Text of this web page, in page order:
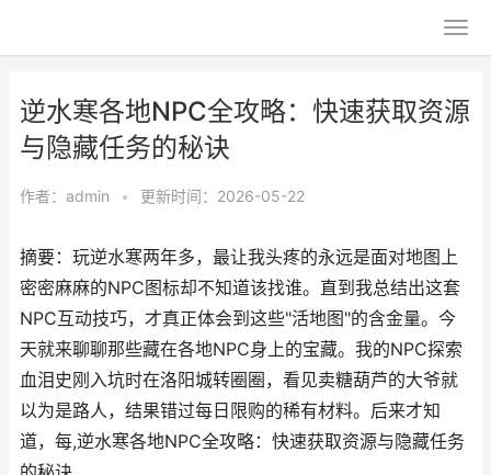
逆水寒各地NPC全攻略：快速获取资源
与隐藏任务的秘诀
作者： admin • 更新时间：2026-05-22
摘要：玩逆水寒两年多，最让我头疼的永远是面对地图上
密密麻麻的NPC图标却不知道该找谁。直到我总结出这套
NPC互动技巧，才真正体会到这些"活地图"的含金量。今
天就来聊聊那些藏在各地NPC身上的宝藏。我的NPC探索
血泪史刚入坑时在洛阳城转圈圈，看见卖糖葫芦的大爷就
以为是路人，结果错过每日限购的稀有材料。后来才知
道，每,逆水寒各地NPC全攻略：快速获取资源与隐藏任务